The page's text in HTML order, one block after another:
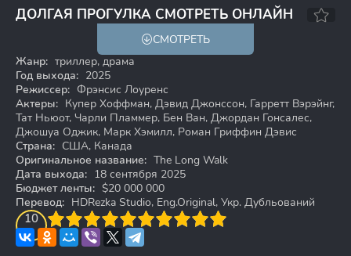
ДОЛГАЯ ПРОГУЛКА СМОТРЕТЬ ОНЛАЙН
6.5 7.3
СМОТРЕТЬ
Жанр: триллер, драма
Год выхода: 2025
Режиссер: Фрэнсис Лоуренс
Актеры: Купер Хоффман, Дэвид Джонссон, Гарретт Вэрэйнг,
Тат Ньюот, Чарли Пламмер, Бен Ван, Джордан Гонсалес,
Джошуа Оджик, Марк Хэмилл, Роман Гриффин Дэвис
Страна: США, Канада
Оригинальное название: The Long Walk
Дата выхода: 18 сентября 2025
Бюджет ленты: $20 000 000
Перевод: HDRezka Studio, Eng.Original, Укр. Дубльований
10
4 5 6 7 8 9 10